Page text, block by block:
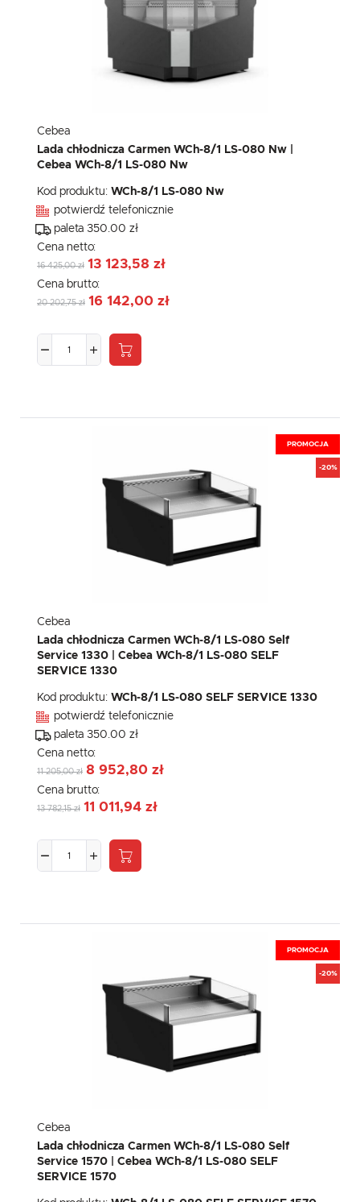
Cebea
Lada chłodnicza Carmen WCh-8/1 LS-080 Nw |
Cebea WCh-8/1 LS-080 Nw
Kod produktu: WCh-8/1 LS-080 Nw
potwierdź telefonicznie
paleta 350.00 zł
Cena netto:
16 425,00 zł 13 123,58 zł
Cena brutto:
20 202,75 zł 16 142,00 zł
PROMOCJA
-20%
Cebea
Lada chłodnicza Carmen WCh-8/1 LS-080 Self
Service 1330 | Cebea WCh-8/1 LS-080 SELF
SERVICE 1330
Kod produktu: WCh-8/1 LS-080 SELF SERVICE 1330
potwierdź telefonicznie
paleta 350.00 zł
Cena netto:
11 205,00 zł 8 952,80 zł
Cena brutto:
13 782,15 zł 11 011,94 zł
PROMOCJA
-20%
Cebea
Lada chłodnicza Carmen WCh-8/1 LS-080 Self
Service 1570 | Cebea WCh-8/1 LS-080 SELF
SERVICE 1570